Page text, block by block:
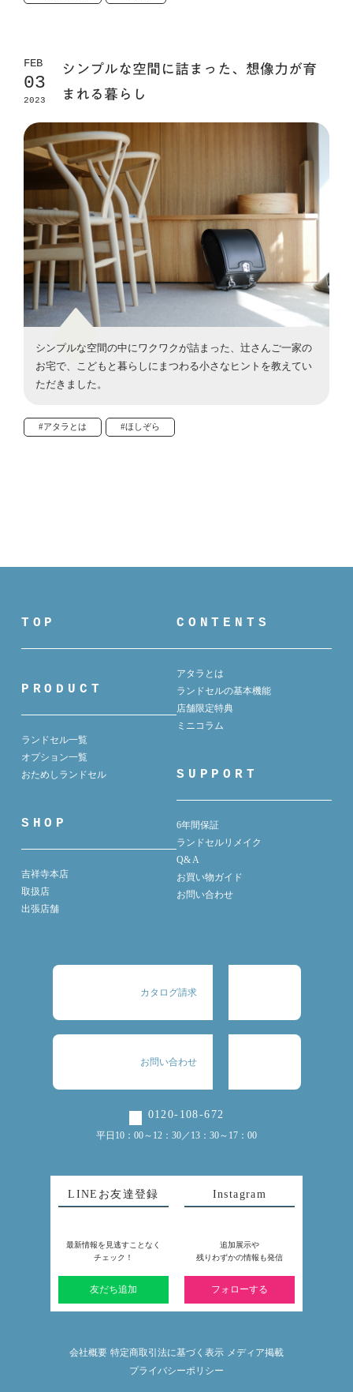
FEB
03
2023
シンプルな空間に詰まった、想像力が育
まれる暮らし
シンプルな空間の中にワクワクが詰まった、辻さんご一家の
お宅で、こどもと暮らしにまつわる小さなヒントを教えてい
ただきました。
#アタラとは #ほしぞら
TOP
PRODUCT
ランドセル一覧
オプション一覧
おためしランドセル
SHOP
吉祥寺本店
取扱店
出張店舗
CONTENTS
アタラとは
ランドセルの基本機能
店舗限定特典
ミニコラム
SUPPORT
6年間保証
ランドセルリメイク
Q& A
お買い物ガイド
お問い合わせ
カタログ請求
お問い合わせ
0120-108-672
平日10：00～12：30／13：30～17：00
LINEお友達登録
最新情報を見逃すことなく
チェック！
友だち追加
Instagram
追加展示や
残りわずかの情報も発信
フォローする
会社概要 特定商取引法に基づく表示 メディア掲載
プライバシーポリシー